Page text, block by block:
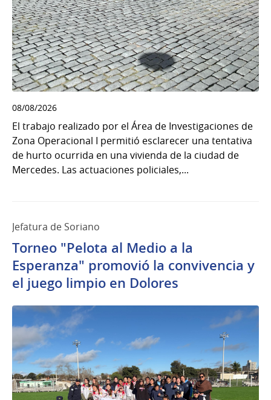
08/08/2026
El trabajo realizado por el Área de Investigaciones de
Zona Operacional I permitió esclarecer una tentativa
de hurto ocurrida en una vivienda de la ciudad de
Mercedes. Las actuaciones policiales,...
Jefatura de Soriano
Torneo "Pelota al Medio a la
Esperanza" promovió la convivencia y
el juego limpio en Dolores